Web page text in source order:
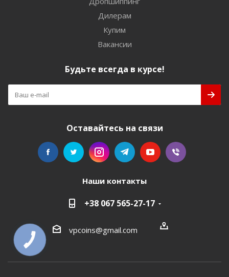
Дилерам
Купим
Вакансии
Будьте всегда в курсе!
Оставайтесь на связи
Наши контакты
+38 067 565-27-17
vpcoins@gmail.com
КНОПКА
СВЯЗИ